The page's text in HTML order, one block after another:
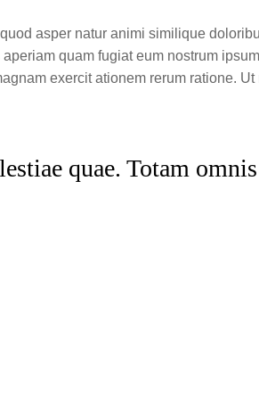
asper natur animi similique
quam fugiat eum nostrum
exercit ationem rerum ratione.
quae. Totam